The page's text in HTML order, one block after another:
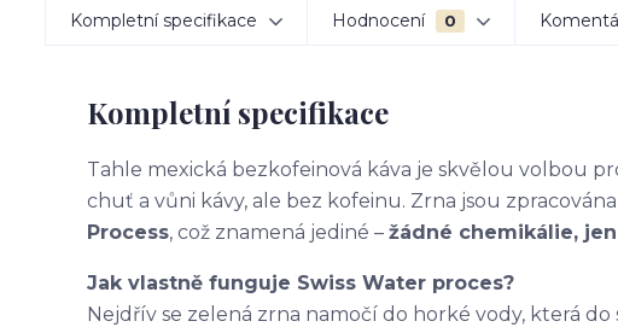
Kompletní specifikace Hodnocení 0
Kompletní specifikace
Tahle mexická bezkofeinová káva je skvělou volbou
chuť a vůni kávy, ale bez kofeinu. Zrna jsou
Process, což znamená jediné – žádné chemikálie,
Jak vlastně funguje Swiss Water proces?
Nejdřív se zelená zrna namočí do horké vody, která